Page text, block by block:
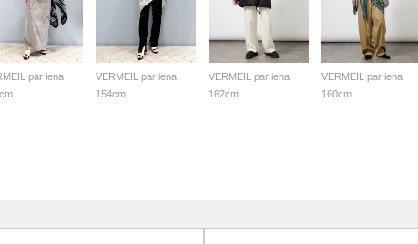
par iena
VERMEIL par iena
154cm
VERMEIL par iena
162cm
VERMEIL par iena
160cm